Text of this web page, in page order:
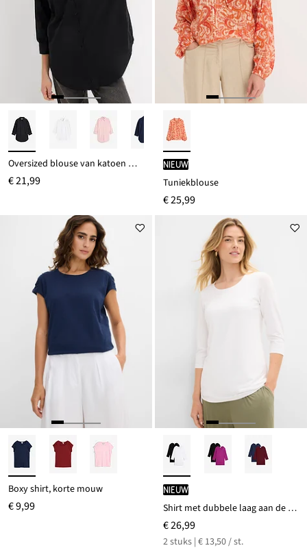
Oversized blouse van katoen met 3/4 mouwen
€ 21,99
Nieuw
Tuniekblouse
€ 25,99
Boxy shirt, korte mouw
€ 9,99
Nieuw
Shirt met dubbele laag aan de voorkant, gemaakt van een zachte viscosemix (set van 2)
€ 26,99
2 stuks | € 13,50 / st.